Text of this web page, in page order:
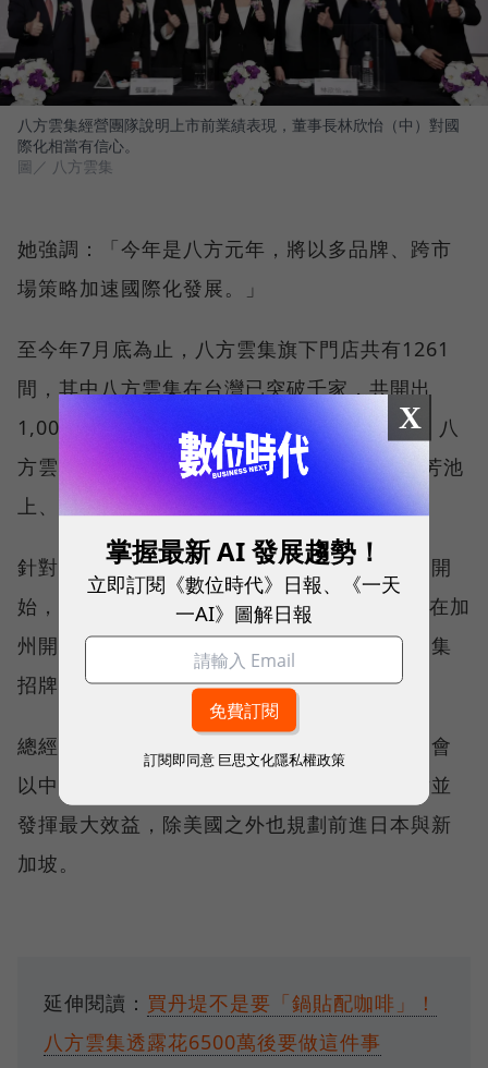
八方雲集經營團隊說明上市前業績表現，董事長林欣怡（中）對國
際化相當有信心。
圖／ 八方雲集
她強調：「今年是八方元年，將以多品牌、跨市
場策略加速國際化發展。」
至今年7月底為止，八方雲集旗下門店共有1261
間，其中八方雲集在台灣已突破千家，共開出
1,002間店；梁社漢開出111間店。海外部分，八
方雲集目前在香港共有3品牌（八方雲集、百芳池
上、八方台式麵屋）共70多間店。
針對未來海外佈局，八方雲集第一站將從美國開
始，目前正在蓋中央工廠，預計2022年第1季在加
州開出首間台式快餐飲複合店，將結合八方雲集
招牌餐點、牛肉麵、滷肉飯與手搖飲。
總經理張瑞蓮指出，八方雲集的國際化策略仍會
以中央工廠模式推行，讓門店可快速生產餐點並
發揮最大效益，除美國之外也規劃前進日本與新
加坡。
延伸閱讀： 買丹堤不是要「鍋貼配咖啡」！
八方雲集透露花6500萬後要做這件事
X
掌握最新 AI 發展趨勢！
立即訂閱《數位時代》日報、《一天
一AI》圖解日報
訂閱即同意 巨思文化隱私權政策